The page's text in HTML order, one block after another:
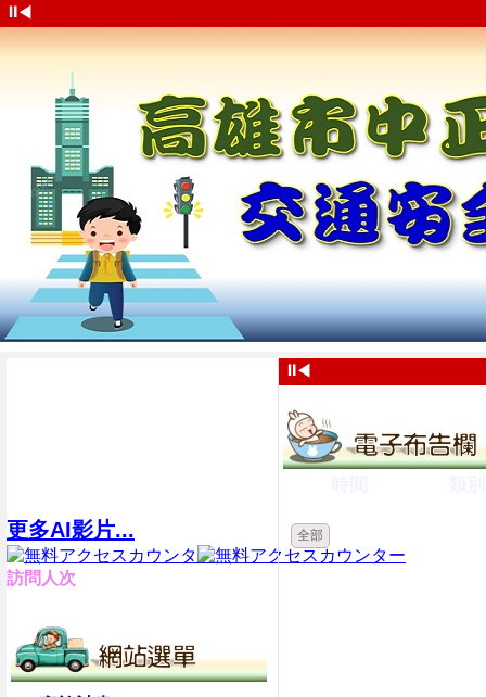
⏸◀
更多AI影片...
訪問人次
⏸◀
全部